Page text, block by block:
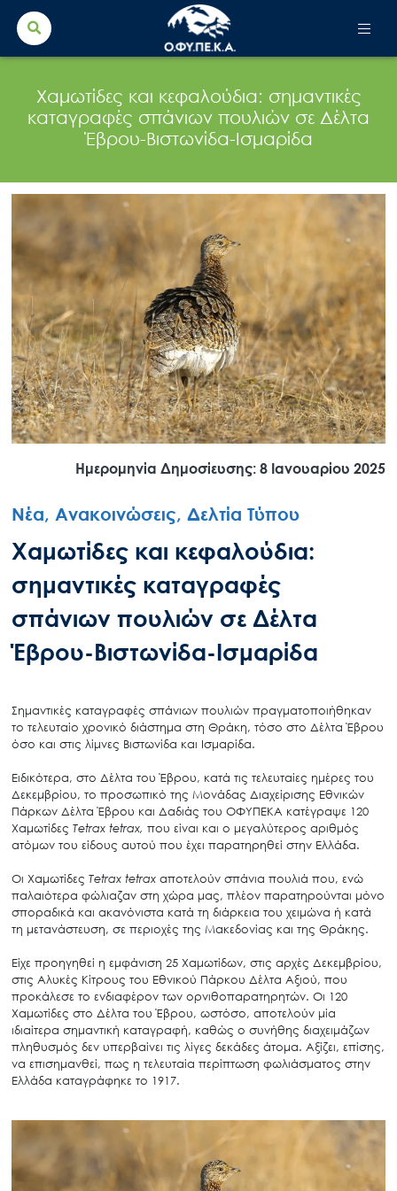
Search
for:
Χαμωτίδες και κεφαλούδια: σημαντικές
καταγραφές σπάνιων πουλιών σε Δέλτα
Έβρου-Βιστωνίδα-Ισμαρίδα
Ημερομηνία Δημοσίευσης: 8 Ιανουαρίου 2025
Νέα, Ανακοινώσεις, Δελτία Τύπου
Χαμωτίδες και κεφαλούδια:
σημαντικές καταγραφές
σπάνιων πουλιών σε Δέλτα
Έβρου-Βιστωνίδα-Ισμαρίδα
Σημαντικές καταγραφές σπάνιων πουλιών πραγματοποιήθηκαν
το τελευταίο χρονικό διάστημα στη Θράκη, τόσο στο Δέλτα Έβρου
όσο και στις λίμνες Βιστωνίδα και Ισμαρίδα.
Ειδικότερα, στο Δέλτα του Έβρου, κατά τις τελευταίες ημέρες του
Δεκεμβρίου, το προσωπικό της Μονάδας Διαχείρισης Εθνικών
Πάρκων Δέλτα Έβρου και Δαδιάς του ΟΦΥΠΕΚΑ κατέγραψε 120
Χαμωτίδες Tetrax tetrax, που είναι και ο μεγαλύτερος αριθμός
ατόμων του είδους αυτού που έχει παρατηρηθεί στην Ελλάδα.
Οι Χαμωτίδες Tetrax tetraxαποτελούν σπάνια πουλιά που, ενώ
παλαιότερα φώλιαζαν στη χώρα μας, πλέον παρατηρούνται μόνο
σποραδικά και ακανόνιστα κατά τη διάρκεια του χειμώνα ή κατά
τη μετανάστευση, σε περιοχές της Μακεδονίας και της Θράκης.
Είχε προηγηθεί η εμφάνιση 25 Χαμωτίδων, στις αρχές Δεκεμβρίου,
στις Αλυκές Κίτρους του Εθνικού Πάρκου Δέλτα Αξιού, που
προκάλεσε το ενδιαφέρον των ορνιθοπαρατηρητών. Οι 120
Χαμωτίδες στο Δέλτα του Έβρου, ωστόσο, αποτελούν μία
ιδιαίτερα σημαντική καταγραφή, καθώς ο συνήθης διαχειμάζων
πληθυσμός δεν υπερβαίνει τις λίγες δεκάδες άτομα. Αξίζει, επίσης,
να επισημανθεί, πως η τελευταία περίπτωση φωλιάσματος στην
Ελλάδα καταγράφηκε το 1917.